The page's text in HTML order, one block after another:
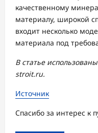
качественному
материалу, широкой
входит несколько
материала под
В статье
stroit.ru.
Источник
Спасибо за интерес к